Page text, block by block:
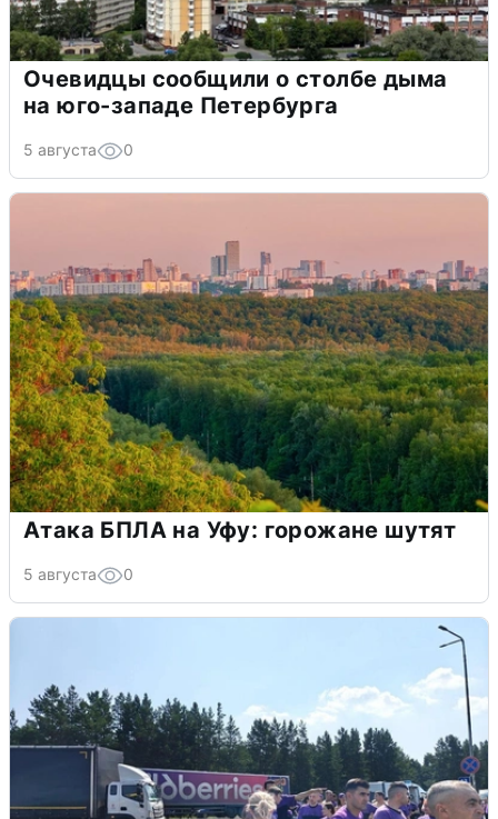
Очевидцы сообщили о столбе дыма
на юго-западе Петербурга
5 августа 0
Атака БПЛА на Уфу: горожане шутят
5 августа 0